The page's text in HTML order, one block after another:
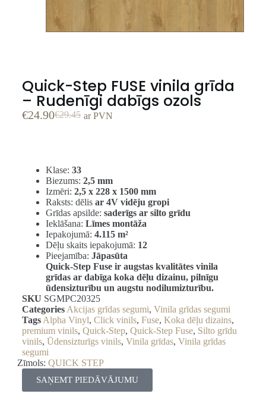
Quick-Step FUSE vinila grīda
– Rudenīgi dabīgs ozols
€29.45
€24.90 ar PVN
Klase: 33
Biezums: 2,5 mm
Izmēri: 2,5 x 228 x 1500 mm
Raksts: dēlis ar 4V vidēju gropi
Grīdas apsilde: saderīgs ar silto grīdu
Ieklāšana: Līmes montāža
Iepakojumā: 4.115 m²
Dēļu skaits iepakojumā: 12
Pieejamība: Jāpasūta
Quick-Step Fuse ir augstas kvalitātes vinila
grīdas ar dabīga koka dēļu dizainu, pilnīgu
ūdensizturību un augstu nodilumizturību.
SKU SGMPC20325
Categories Akcijas grīdas segumi, Vinila grīdas segumi
Tags Alpha Vinyl, Click vinils, Fuse, Koka dēļu dizains,
premium vinils, Quick-Step, Quick-Step Fuse, Silto grīdu
vinils, Ūdensizturīgs vinils, Vinila grīdas, Vinila grīdas
segumi
Zīmols: QUICK STEP
SAŅEMT PIEDĀVĀJUMU